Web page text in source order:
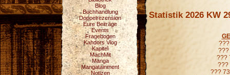
Blog
Buchhandlung
Doppelrezension
Eure Beiträge
Events
Fragebogen
Kahdors Vlog
Kapitel
MachMit
Manga
Mangatainment
Notizen
Statistik 2026 KW
???
???
???
???